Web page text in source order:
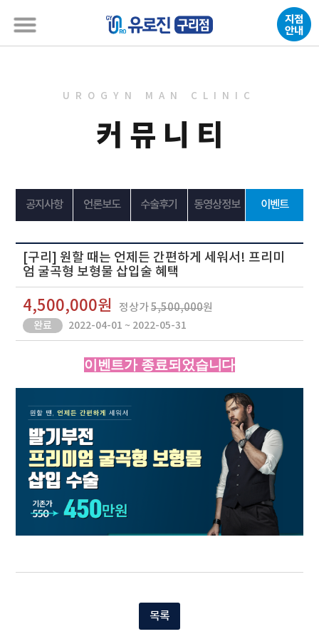
UROGYN MAN CLINIC
커뮤니티
공지사항 언론보도 수술후기 동영상정보 이벤트
[구리] 원할 때는 언제든 간편하게 세워서! 프리미
엄 굴곡형 보형물 삽입술 혜택
4,500,000원 정상가5,500,000원
완료
2022-04-01 ~ 2022-05-31
이벤트가 종료되었습니다
목록